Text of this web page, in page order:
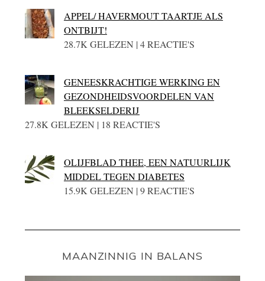
APPEL/ HAVERMOUT TAARTJE ALS
ONTBIJT!
28.7K GELEZEN | 4 REACTIE'S
GENEESKRACHTIGE WERKING EN
GEZONDHEIDSVOORDELEN VAN
BLEEKSELDERIJ
27.8K GELEZEN | 18 REACTIE'S
OLIJFBLAD THEE, EEN NATUURLIJK
MIDDEL TEGEN DIABETES
15.9K GELEZEN | 9 REACTIE'S
MAANZINNIG IN BALANS